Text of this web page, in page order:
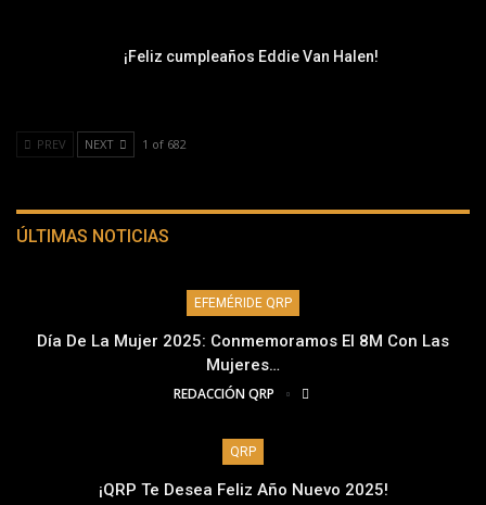
¡Feliz cumpleaños Eddie Van Halen!
PREV NEXT 1 of 682
ÚLTIMAS NOTICIAS
EFEMÉRIDE QRP
Día De La Mujer 2025: Conmemoramos El 8M Con Las
Mujeres…
REDACCIÓN QRP
QRP
¡QRP Te Desea Feliz Año Nuevo 2025!